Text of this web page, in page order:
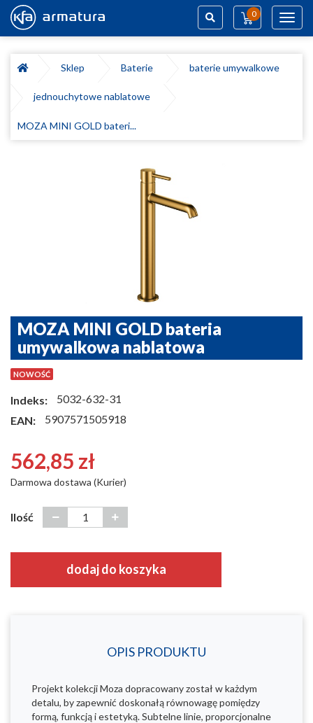
0
Sklep
Baterie baterie umywalkowe
jednouchytowe nablatowe
MOZA MINI GOLD bateri...
MOZA MINI GOLD bateria
umywalkowa nablatowa
NOWOŚĆ
Indeks:
5032-632-31
EAN:
5907571505918
562,85 zł
Darmowa dostawa (Kurier)
Ilość
dodaj do koszyka
OPIS PRODUKTU
Projekt kolekcji Moza dopracowany został w każdym
detalu, by zapewnić doskonałą równowagę pomiędzy
formą, funkcją i estetyką. Subtelne linie, proporcjonalne